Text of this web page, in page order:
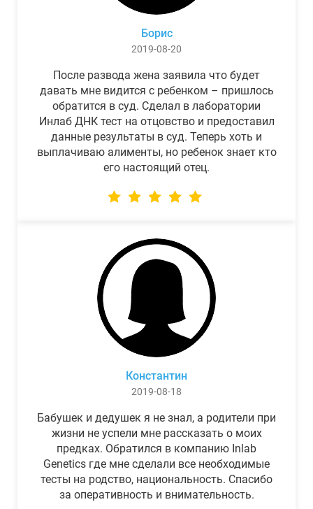
Борис
2019-08-20
После развода жена заявила что будет
давать мне видится с ребенком – пришлось
обратится в суд. Сделал в лаборатории
Инлаб ДНК тест на отцовство и предоставил
данные результаты в суд. Теперь хоть и
выплачиваю алименты, но ребенок знает кто
его настоящий отец.
Константин
2019-08-18
Бабушек и дедушек я не знал, а родители при
жизни не успели мне рассказать о моих
предках. Обратился в компанию Inlab
Genetics где мне сделали все необходимые
тесты на родство, национальность. Спасибо
за оперативность и внимательность.